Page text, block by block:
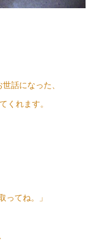
話になった、
くれます。
てね。」